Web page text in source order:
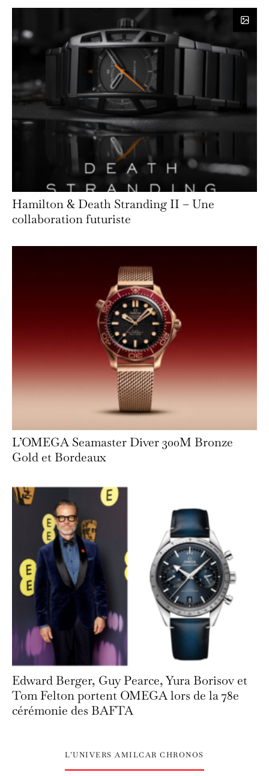
Hamilton & Death Stranding II – Une
collaboration futuriste
L’OMEGA Seamaster Diver 300M Bronze
Gold et Bordeaux
Edward Berger, Guy Pearce, Yura Borisov et
Tom Felton portent OMEGA lors de la 78e
cérémonie des BAFTA
L’UNIVERS AMILCAR CHRONOS